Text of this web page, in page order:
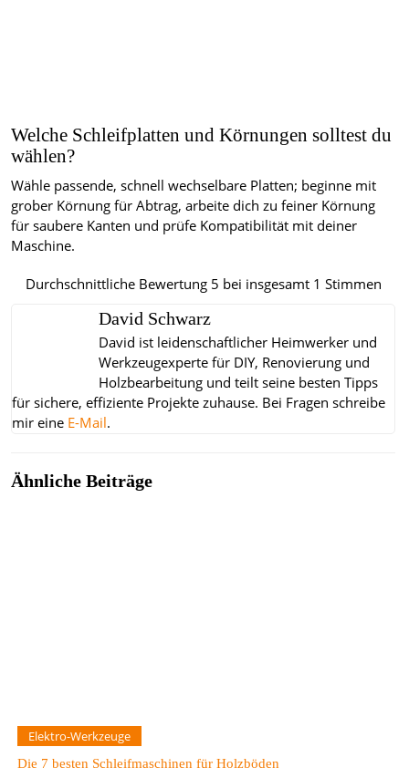
Welche Schleifplatten und Körnungen solltest du
wählen?
Wähle passende, schnell wechselbare Platten; beginne mit
grober Körnung für Abtrag, arbeite dich zu feiner Körnung
für saubere Kanten und prüfe Kompatibilität mit deiner
Maschine.
Durchschnittliche Bewertung 5 bei insgesamt 1 Stimmen
David Schwarz
David ist leidenschaftlicher Heimwerker und
Werkzeugexperte für DIY, Renovierung und
Holzbearbeitung und teilt seine besten Tipps
für sichere, effiziente Projekte zuhause. Bei Fragen schreibe
mir eine E-Mail.
Ähnliche Beiträge
Elektro-Werkzeuge
Die 7 besten Schleifmaschinen für Holzböden